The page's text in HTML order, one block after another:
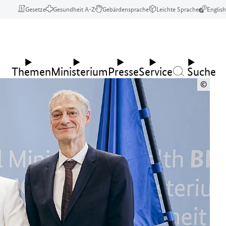
Gesetze Gesundheit A-Z Gebärdensprache Leichte Sprache English
ThemenMinisteriumPresseService Suche
©